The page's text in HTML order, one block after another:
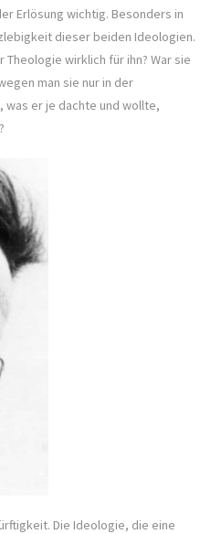
Erlösung wichtig. Besonders in
dieser beiden Ideologien.
wirklich für ihn? War sie
man sie nur in der
was er je dachte und wollte,
Die Ideologie, die eine